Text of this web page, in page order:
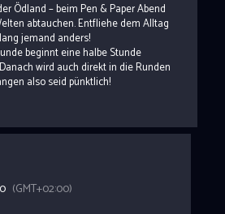
Ödland – beim Pen & Paper Abend
abtauchen. Entfliehe dem Alltag
jemand anders!
beginnt eine halbe Stunde
wird auch direkt in die Runden
also seid pünktlich!
(GMT+02:00)